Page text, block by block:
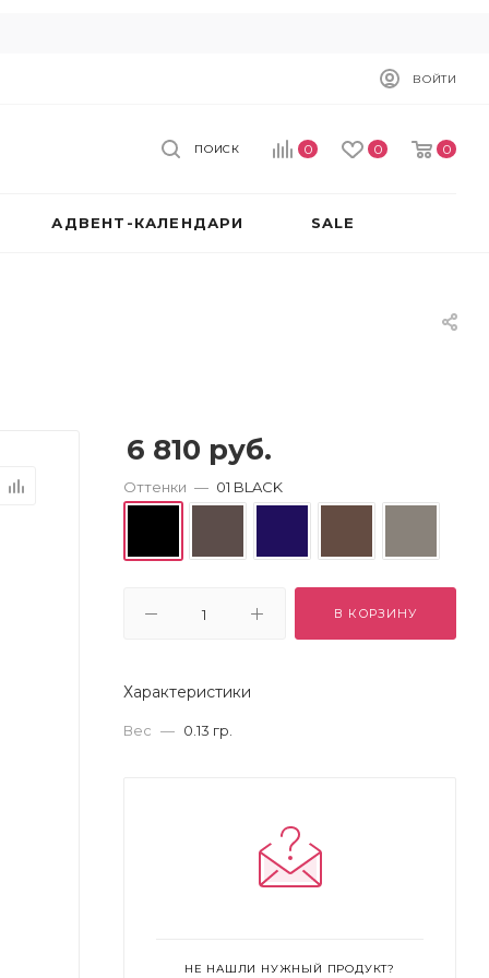
ВОЙТИ
0 0 0
ПОИСК
АДВЕНТ-КАЛЕНДАРИ SALE
6 810 руб.
Оттенки — 01 BLACK
В КОРЗИНУ
Характеристики
Вес — 0.13 гр.
НЕ НАШЛИ НУЖНЫЙ ПРОДУКТ?